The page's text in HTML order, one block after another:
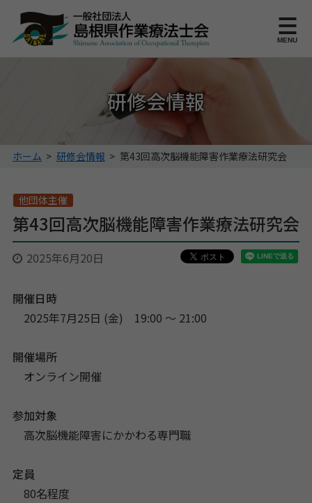
このページの本文へ
MENU
研修会情報
こ
ー
ジ
の
位
置:
ホーム > 研修会情報 > 第43回高次脳機能障害作業療法研究会
他団体主催
第43回高次脳機能障害作業療法研究会
2025年6月20日
開催日時
2025年7月25日 (金) 19:00 〜 21:00
開催場所
オンライン開催
参加対象
高次脳機能障害にかかわる専門職
定員
80名程度